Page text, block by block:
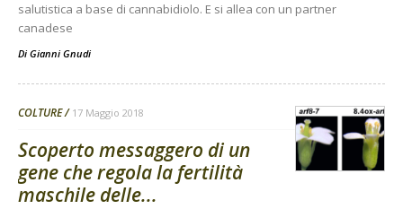
salutistica a base di cannabidiolo. E si allea con un partner
canadese
Di Gianni Gnudi
COLTURE 17 Maggio 2018
Scoperto messaggero di un
gene che regola la fertilità
maschile delle...